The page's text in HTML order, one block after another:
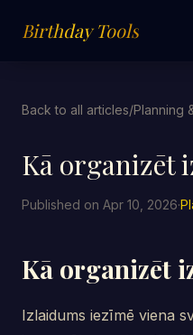
Birthday Tools
Back to all articles/Planning
Kā organizēt
Published on Apr 10, 2026·
Kā organizēt
Izlaidums iezīmē viena